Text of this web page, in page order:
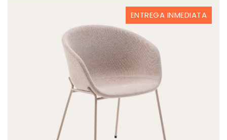
ENTREGA INMEDIATA